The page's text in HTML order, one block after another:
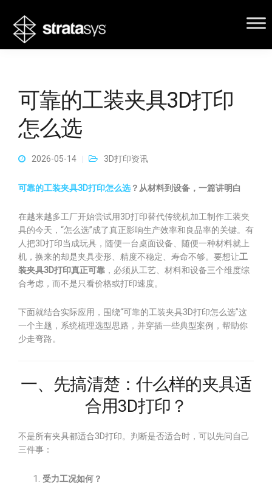
可靠的工装夹具3D打印
怎么选
2026-05-14 3D打印资讯
可靠的工装夹具3D打印怎么选？从材料到设备，一篇讲明白
在越来越多工厂开始尝试用3D打印替代传统机加工制作工装夹
具的今天，“怎么选”成了真正影响生产效率和良品率的关键。有
人把3D打印当成玩具，随便一台桌面设备、随便一种材料就上
机，换来的却是夹具变形、精度不稳定、寿命不够。要想让工
装夹具3D打印真正可靠 ，必须从工艺、材料和设备三个维度综
合考虑，而不是只看价格或打印速度。
下面就结合实际应用，围绕“可靠的工装夹具3D打印怎么选”这
一个主题，系统梳理选型思路，并穿插一些典型案例，帮助你
少走弯路。
一、先搞清楚：什么样的夹具适
合用3D打印？
不是所有夹具都适合3D打印。判断是否适合时，可以先问自己
三件事：
受力工况如何？